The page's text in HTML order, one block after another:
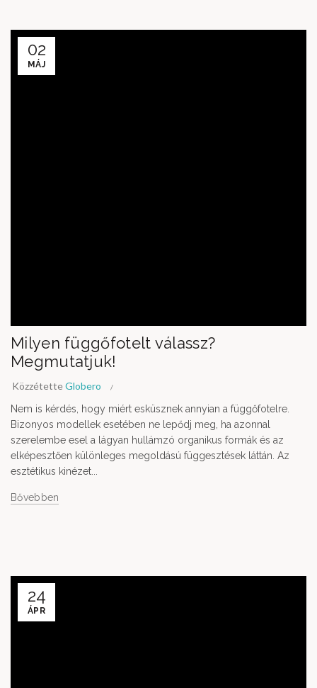
02
MÁJ
Milyen függőfotelt válassz?
Megmutatjuk!
KözzétetteGlobero
Nem is kérdés, hogy miért esküsznek annyian a függőfotelre.
Bizonyos modellek esetében ne lepődj meg, ha azonnal
szerelembe esel a lágyan hullámzó organikus formák és az
elképesztően különleges megoldású függesztések láttán. Az
esztétikus kinézet...
Bővebben
24
ÁPR